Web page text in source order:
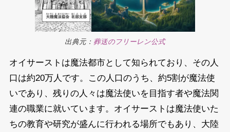
出典元： 葬送のフリーレン公式
オイサーストは魔法都市として知られており、その人
口は約20万人です。この人口のうち、約5割が魔法使
いであり、残りの人々は魔法使いを目指す者や魔法関
連の職業に就いています。オイサーストは魔法使いた
ちの教育や研究が盛んに行われる場所でもあり、大陸